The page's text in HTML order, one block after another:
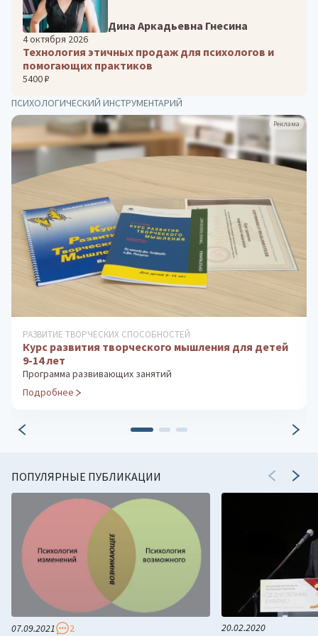
Дина Аркадьевна Гнесина
4 октября 2026
Технология этичных продаж для психологов и
помогающих практиков
5400 ₽
ПСИХОЛОГИЧЕСКИЙ ИНСТРУМЕНТАРИЙ
Реклама
ДИАГНОСТИКА ОСОБЕННОСТЕЙ ЛИЧНОСТИ
Личностный опросник MMPI
Диагностика психологических особенностей личности
Подробнее
ПОПУЛЯРНЫЕ ПУБЛИКАЦИИ
07.09.2021 2 20.02.2020